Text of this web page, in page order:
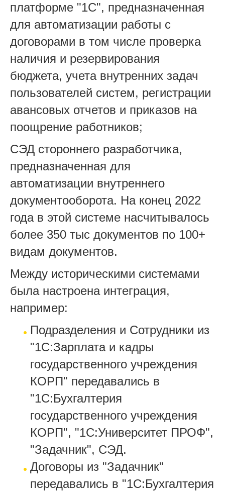
платформе "1С", предназначенная
для автоматизации работы с
договорами в том числе проверка
наличия и резервирования
бюджета, учета внутренних задач
пользователей систем, регистрации
авансовых отчетов и приказов на
поощрение работников;
СЭД стороннего разработчика,
предназначенная для
автоматизации внутреннего
документооборота. На конец 2022
года в этой системе насчитывалось
более 350 тыс документов по 100+
видам документов.
Между историческими системами
была настроена интеграция,
например:
Подразделения и Сотрудники из
"1С:Зарплата и кадры
государственного учреждения
КОРП" передавались в
"1С:Бухгалтерия
государственного учреждения
КОРП", "1С:Университет ПРОФ",
"Задачник", СЭД.
Договоры из "Задачник"
передавались в "1С:Бухгалтерия